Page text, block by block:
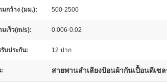
มกว้าง (มม.): 500-2500
มเร็ว(m/s): 0.006-0.02
รับประกัน: 12 ปาก
สายพานลำเลียงป้อนผ้ากันเปื้อนดีเ